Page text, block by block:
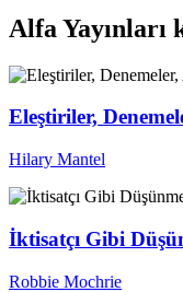
Alfa Yayınları
Eleştiriler,
Hilary Mantel
İktisatçı Gibi
Robbie Mochrie